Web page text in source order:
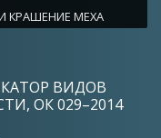
КРАШЕНИЕ МЕХА
ВИДОВ
ОК 029–2014